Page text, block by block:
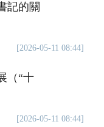
記的關
[2026-05-11 08:44]
（“十
[2026-05-11 08:44]